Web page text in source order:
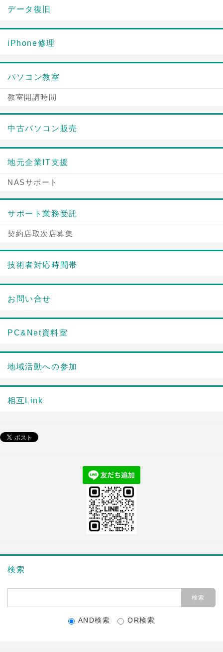
データ復旧
iPhone修理
パソコン教室
教室開講時間
中古パソコン販売
地元企業IT支援
NASサポート
サポート業務受託
契約店取次店募集
技術者対応時間帯
お問い合せ
PC&Net資料室
地域活動への参加
相互Link
検索
AND検索 OR検索